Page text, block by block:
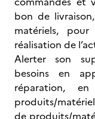
bon de
matériels,
réalisation de
Alerter son
besoins en
réparation,
produits/
de produits/